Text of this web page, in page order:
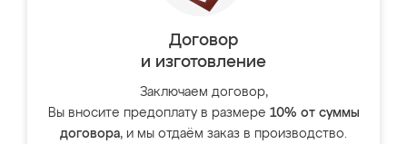
Договор
и изготовление
Заключаем договор,
Вы вносите предоплату в размере 10% от суммы
договора, и мы отдаём заказ в производство.